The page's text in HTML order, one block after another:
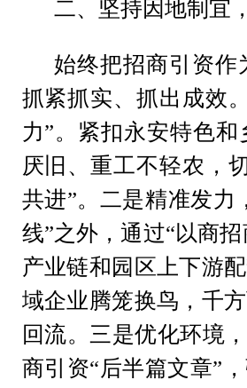
二、坚持因地制宜
始终把招商引资作
抓紧抓实、抓出成效
力”。紧扣永安特色
厌旧、重工不轻农，
共进”。二是精准发力
线”之外，通过“以商
产业链和园区上下游
域企业腾笼换鸟，千
回流。三是优化环境
商引资“后半篇文章”